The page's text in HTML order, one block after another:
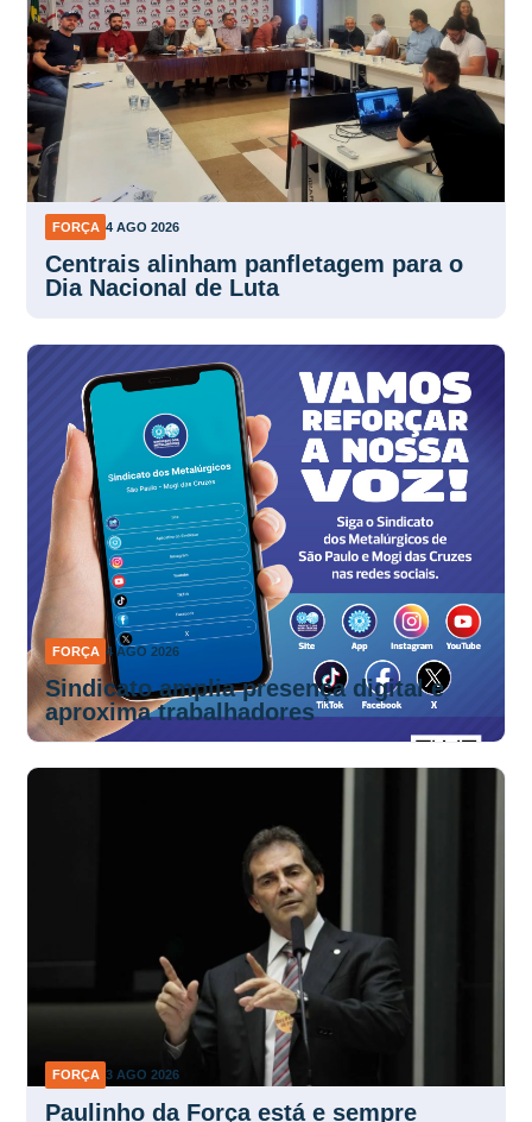
FORÇA 4 AGO 2026
Centrais alinham panfletagem para o
Dia Nacional de Luta
FORÇA 4 AGO 2026
Sindicato amplia presença digital e
aproxima trabalhadores
FORÇA 3 AGO 2026
Paulinho da Força está e sempre